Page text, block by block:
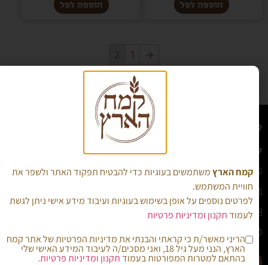
הוספה לסל הוספה לסל
→
1
2
קמח הארץ
052-7480888
רחוב התבואה 2 כוכב מיכאל
support@kemah.co.il
קמח הארץמשתמשים בעוגיות כדי להבטיח תפקוד האתר ולשפר את
חוויית המשתמש.
לפרטים נוספים על אופן בשימוש בעוגיות ועיבוד מידע אישי ניתן לגשת
לעמודתקנון ומדיניות פרטיות
הריני מאשר/ת כי קראתי והבנתי את מדיניות הפרטיות של אתר קמח
הארץ, הנני מעל גיל 18, ואני מסכים/ה לעיבוד המידע האישי שלי
בהתאם למטרות המפורטות בעמודתקנון ומדיניות פרטיות.